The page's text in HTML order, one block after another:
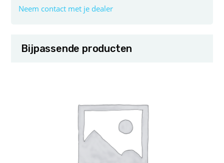
Neem contact met je dealer
Bijpassende producten